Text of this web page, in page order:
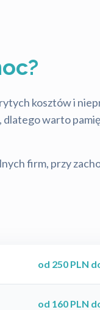
kosztów i
dlatego warto
firm, przy
od 250 PLN
od 160 PLN